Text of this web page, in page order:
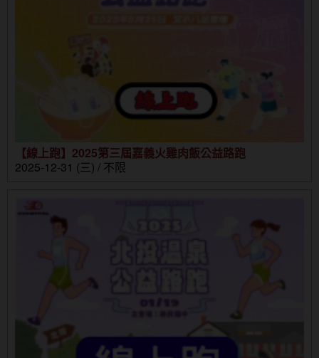
【線上跑】2025第三屆嘉義火雞肉飯公益路跑
2025-12-31 (三) / 不限